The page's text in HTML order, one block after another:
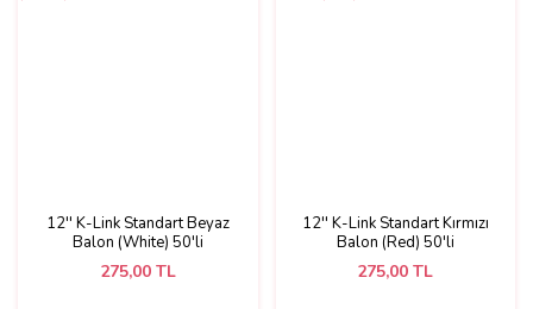
12'' K-Link Standart Beyaz
Balon (White) 50'li
275,00 TL
12'' K-Link Standart Kırmızı
Balon (Red) 50'li
275,00 TL